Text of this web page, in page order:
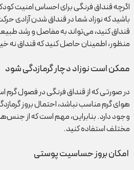
اگرچه قنداق فرنگی برای احساس امنیت
باشید که نوزاد شما در قنداق شدن آزادی
قنداق کنید، می‌تواند به مفاصل و رشد
منظور، اطمینان حاصل کنید که قنداق
ممکن است نوزاد دچار گرمازدگی شود
در صورتی که از قنداق فرنگی در فصول گرم
هوای گرم مناسب نباشد، احتمال بروز
وجود دارد. بنابراین، مهم است که از
مختلف استفاده کنید.
امکان بروز حساسیت پوستی